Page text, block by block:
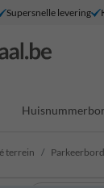
Supersnelle levering
terrein